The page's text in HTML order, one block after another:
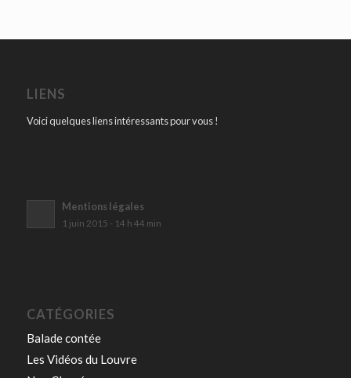
LIENS
Voici quelques liens intéressants pour vous !
Mentions légales
1 juin 2015 - 14 h 44 min
CATÉGORIES
Balade contée
Les Vidéos du Louvre